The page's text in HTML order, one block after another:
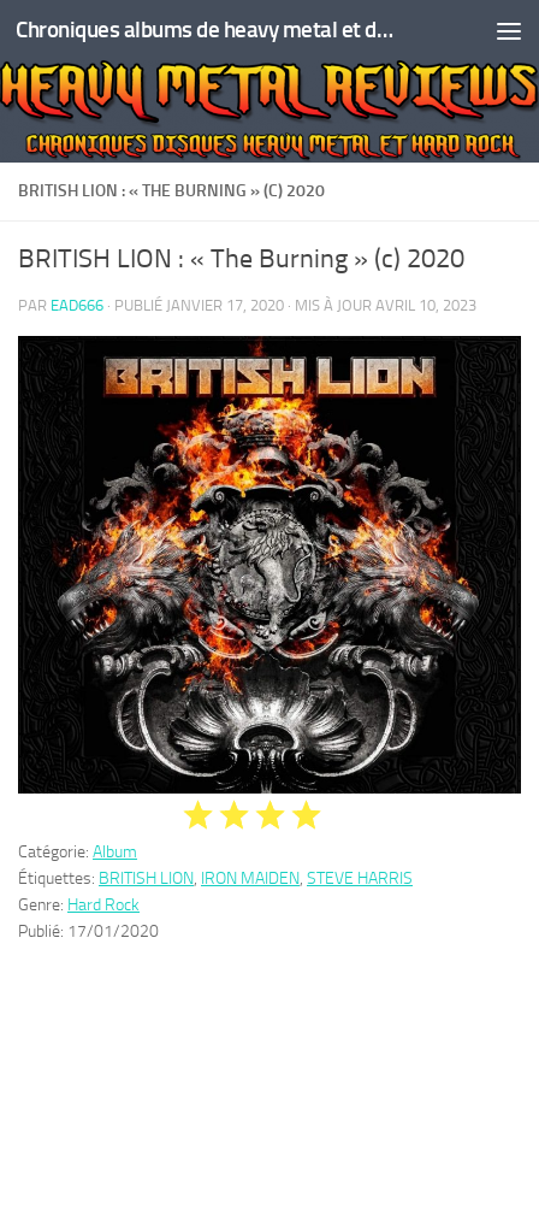
Skip to content Chroniques albums de heavy metal et de hard rock
BRITISH LION : « THE BURNING » (C) 2020
BRITISH LION : « The Burning » (c) 2020
PAR EAD666 · PUBLIÉ JANVIER 17, 2020 · MIS À JOUR AVRIL 10, 2023
Catégorie: Album
Étiquettes: BRITISH LION, IRON MAIDEN, STEVE HARRIS
Genre: Hard Rock
Publié: 17/01/2020